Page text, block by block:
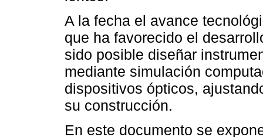
A la fecha el avance
que ha favorecido el
sido posible diseñar
mediante simulación
dispositivos ópticos,
su construcción.
En este documento se